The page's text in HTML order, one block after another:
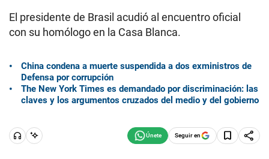
El presidente de Brasil acudió al encuentro oficial
con su homólogo en la Casa Blanca.
China condena a muerte suspendida a dos exministros de
Defensa por corrupción
The New York Times es demandado por discriminación: las
claves y los argumentos cruzados del medio y del gobierno
Seguir en